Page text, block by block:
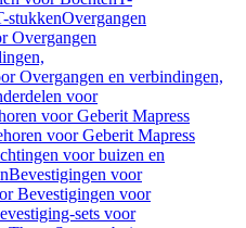
stukkenOvergangen
Overgangen
Overgangen en verbindingen,
voor
voor Geberit Mapress
voor Geberit Mapress
voor buizen en
Bevestigingen voor
Bevestigingen voor
sets voor